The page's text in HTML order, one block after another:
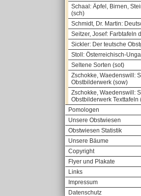
Schaal: Äpfel, Birnen,
(sch)
Schmidt, Dr. Martin:
Seitzer, Josef: Farbtafeln
Sickler: Der teutsche
Stoll: Österreichisch-
Seltene Sorten (sot)
Zschokke, Waedenswill:
Obstbilderwerk (sow)
Zschokke, Waedenswill:
Obstbilderwerk Texttafeln
Pomologen
Unsere Obstwiesen
Obstwiesen Statistik
Unsere Bäume
Copyright
Flyer und Plakate
Links
Impressum
Datenschutz